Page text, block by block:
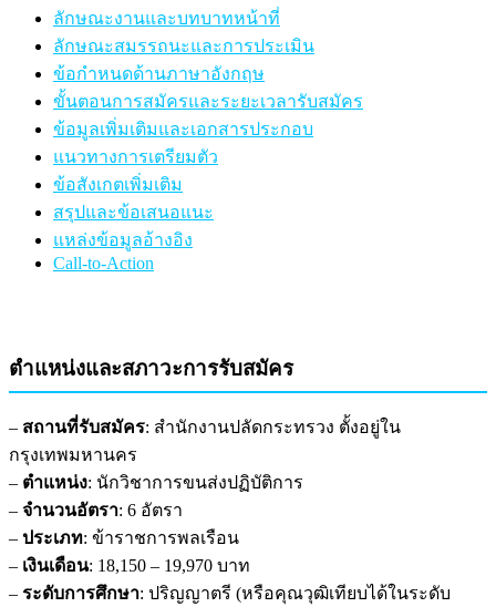
ลักษณะงานและบทบาทหน้าที่
ลักษณะสมรรถนะและการประเมิน
ข้อกำหนดด้านภาษาอังกฤษ
ขั้นตอนการสมัครและระยะเวลารับสมัคร
ข้อมูลเพิ่มเติมและเอกสารประกอบ
แนวทางการเตรียมตัว
ข้อสังเกตเพิ่มเติม
สรุปและข้อเสนอแนะ
แหล่งข้อมูลอ้างอิง
Call-to-Action
ตำแหน่งและสภาวะการรับสมัคร
– สถานที่รับสมัคร: สำนักงานปลัดกระทรวง ตั้งอยู่ใน
กรุงเทพมหานคร
– ตำแหน่ง: นักวิชาการขนส่งปฏิบัติการ
– จำนวนอัตรา: 6 อัตรา
– ประเภท: ข้าราชการพลเรือน
– เงินเดือน: 18,150 – 19,970 บาท
– ระดับการศึกษา: ปริญญาตรี (หรือคุณวุฒิเทียบได้ในระดับ